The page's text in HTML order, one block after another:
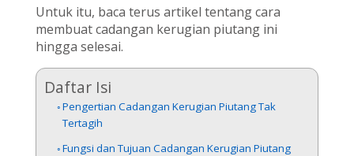
Untuk itu, baca terus artikel tentang cara
membuat cadangan kerugian piutang ini
hingga selesai.
Daftar Isi
Pengertian Cadangan Kerugian Piutang Tak
Tertagih
Fungsi dan Tujuan Cadangan Kerugian Piutang